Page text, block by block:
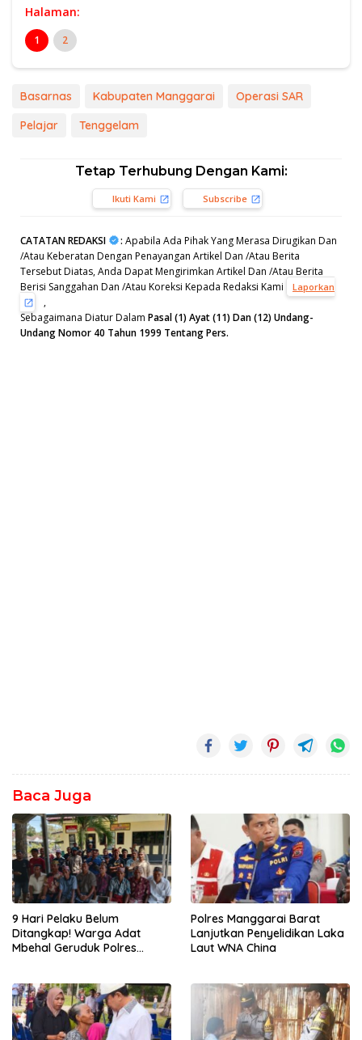
Halaman:
1 2
Basarnas Kabupaten Manggarai
Operasi SAR
Pelajar
Tenggelam
Tetap Terhubung Dengan Kami:
Ikuti Kami Subscribe
CATATAN REDAKSI : Apabila Ada Pihak Yang Merasa Dirugikan Dan
/Atau Keberatan Dengan Penayangan Artikel Dan /Atau Berita
Tersebut Diatas, Anda Dapat Mengirimkan Artikel Dan /Atau Berita
Berisi Sanggahan Dan /Atau Koreksi Kepada Redaksi Kami
Laporkan
,
Sebagaimana Diatur Dalam Pasal (1) Ayat (11) Dan (12) Undang-
Undang Nomor 40 Tahun 1999 Tentang Pers.
Baca Juga
9 Hari Pelaku Belum
Ditangkap! Warga Adat
Mbehal Geruduk Polres
Polres Manggarai Barat
Lanjutkan Penyelidikan Laka
Laut WNA China